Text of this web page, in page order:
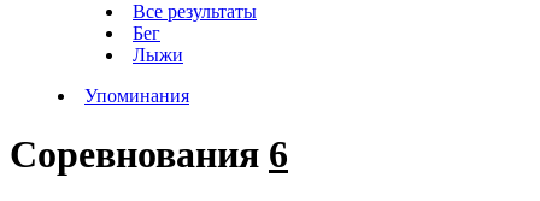
Все результаты
Бег
Лыжи
Упоминания
Соревнования 6